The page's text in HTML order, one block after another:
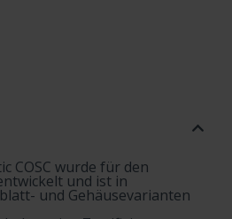
COSC wurde für den
und ist in
und Gehäusevarianten